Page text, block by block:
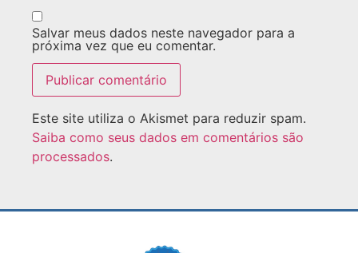
Salvar meus dados neste navegador para a
próxima vez que eu comentar.
Este site utiliza o Akismet para reduzir spam.
Saiba como seus dados em comentários são
processados.